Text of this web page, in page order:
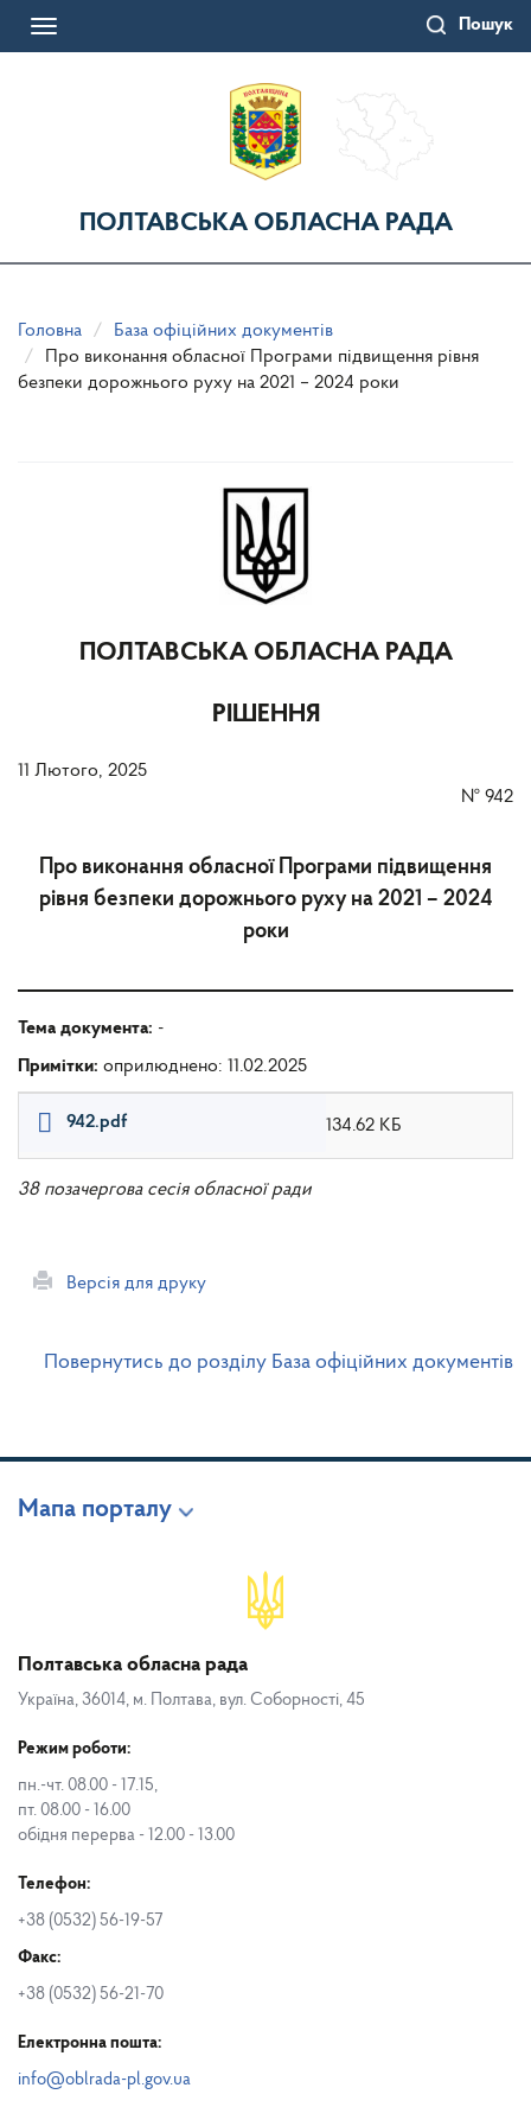
Пошук
Toggle
ПОЛТАВСЬКА ОБЛАСНА РАДА
Головна
База офіційних документів
Про виконання обласної Програми підвищення рівня
безпеки дорожнього руху на 2021 – 2024 роки
ПОЛТАВСЬКА ОБЛАСНА РАДА
РІШЕННЯ
11 Лютого, 2025
№ 942
Про виконання обласної Програми підвищення
рівня безпеки дорожнього руху на 2021 – 2024
роки
Тема документа: -
Примітки: оприлюднено: 11.02.2025
942.pdf 134.62 КБ
38 позачергова сесія обласної ради
Версія для друку
Повернутись до розділу База офіційних документів
Мапа порталу
Полтавська обласна рада
Україна, 36014, м. Полтава, вул. Соборності, 45
Режим роботи:
пн.-чт. 08.00 - 17.15,
пт. 08.00 - 16.00
обідня перерва - 12.00 - 13.00
Телефон:
+38 (0532) 56-19-57
Факс:
+38 (0532) 56-21-70
Електронна пошта:
info@oblrada-pl.gov.ua